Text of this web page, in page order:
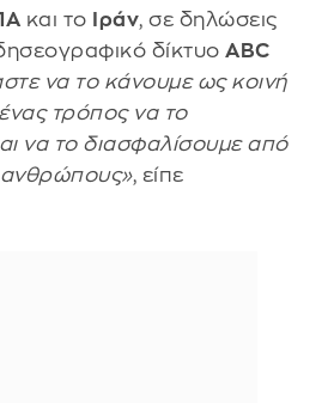
και το Ιράν, σε δηλώσεις
δίκτυο ABC
να το κάνουμε ως κοινή
ένας τρόπος να το
να το διασφαλίσουμε από
, είπε